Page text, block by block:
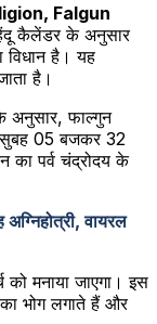
Falgun
कैलेंडर के अनुसार
विधान है। यह
है।
अनुसार, फाल्गुन
05 बजकर 32
पर्व चंद्रोदय के
वायरल
को मनाया जाएगा। इस
भोग लगाते हैं और